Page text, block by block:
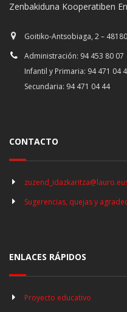
Zenbakiduna Kooperatiben
Goitiko-Antsobiaga, 2 –
Administración: 94 453 80 07
Infantil y Primaria: 94 471 04
Secundaria: 94 471 04 44
CONTACTO
Sugerencias, quejas y
ENLACES RÁPIDOS
Proyecto educativo